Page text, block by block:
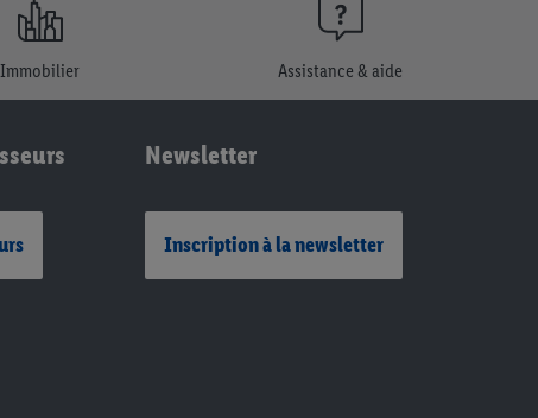
Immobilier Assistance & aide
Newsletter
Inscription à la newsletter